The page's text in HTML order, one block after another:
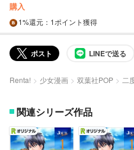
購入
1%還元 ：1ポイント獲得
ポスト LINEで送る
Renta! 少女漫画 双葉社POP 二
関連シリーズ作品